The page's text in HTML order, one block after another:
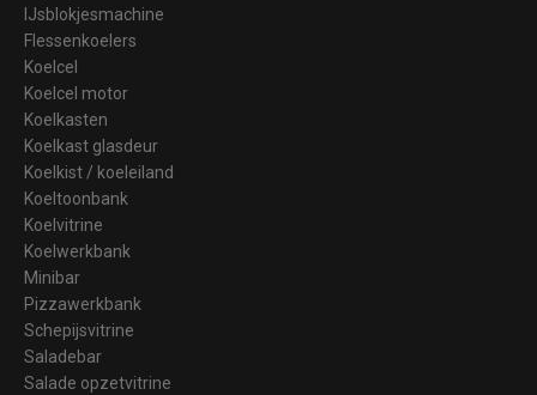
IJsblokjesmachine
Flessenkoelers
Koelcel
Koelcel motor
Koelkasten
Koelkast glasdeur
Koelkist / koeleiland
Koeltoonbank
Koelvitrine
Koelwerkbank
Minibar
Pizzawerkbank
Schepijsvitrine
Saladebar
Salade opzetvitrine